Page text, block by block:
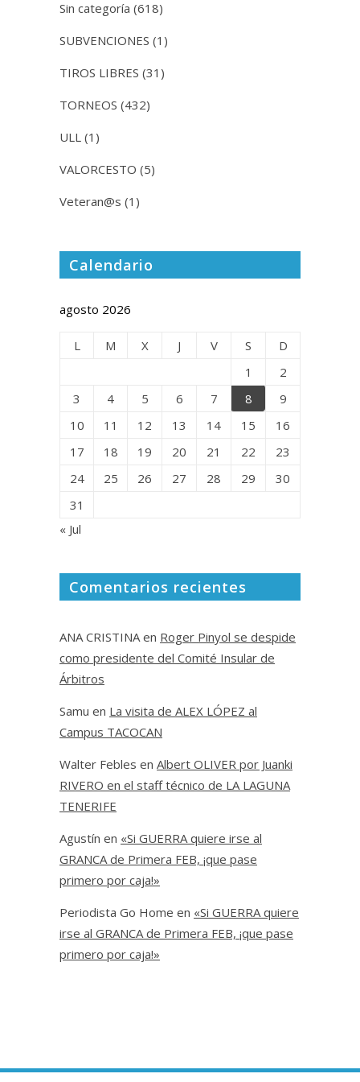
Sin categoría (618)
SUBVENCIONES (1)
TIROS LIBRES (31)
TORNEOS (432)
ULL (1)
VALORCESTO (5)
Veteran@s (1)
Calendario
agosto 2026
L M X J V S
D
1
2
3
4 5 6 7 8
9
10
11 12 13 14 15
16
17
18 19 20 21 22
23
24
25 26 27 28 29
30
31
« Jul
Comentarios recientes
ANA CRISTINA en Roger Pinyol se despide
como presidente del Comité Insular de
Árbitros
Samu en La visita de ALEX LÓPEZ al
Campus TACOCAN
Walter Febles en Albert OLIVER por Juanki
RIVERO en el staff técnico de LA LAGUNA
TENERIFE
Agustín en «Si GUERRA quiere irse al
GRANCA de Primera FEB, ¡que pase
primero por caja!»
Periodista Go Home en «Si GUERRA quiere
irse al GRANCA de Primera FEB, ¡que pase
primero por caja!»